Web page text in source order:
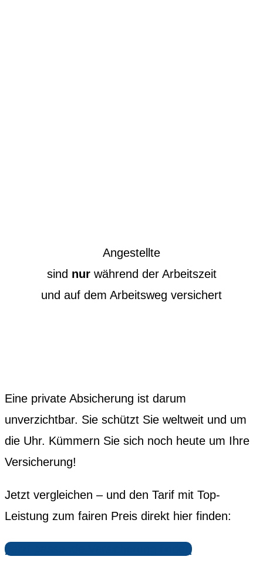
Angestellte
sind nurwährend der Arbeitszeit
und auf dem Arbeitsweg versichert
Eine private Absicherung ist darum
unverzichtbar. Sie schützt Sie weltweit und um
die Uhr. Kümmern Sie sich noch heute um Ihre
Versicherung!
Jetzt vergleichen – und den Tarif mit Top-
Leistung zum fairen Preis direkt hier finden:
Jetzt passende Versicherung finden